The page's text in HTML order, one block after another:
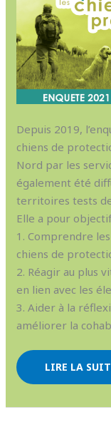
Depuis 2019,
chiens de
Nord par les
également été
territoires tests
Elle a pour
1. Comprendre
chiens de
2. Réagir au plus
en lien avec les
3. Aider à la
améliorer la
LIRE LA